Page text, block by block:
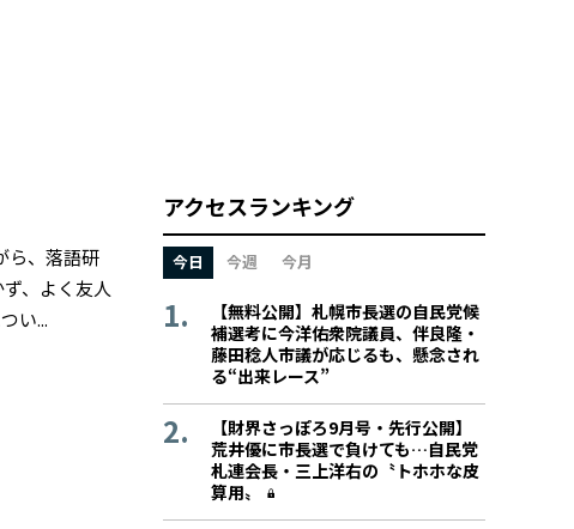
ら、落語研
、よく友人
い...
アクセスランキング
今日 今週 今月
【無料公開】札幌市長選の自民党候
補選考に今洋佑衆院議員、伴良隆・
藤田稔人市議が応じるも、懸念され
る“出来レース”
【財界さっぽろ9月号・先行公開】
荒井優に市長選で負けても…自民党
札連会長・三上洋右の〝トホホな皮
算用〟